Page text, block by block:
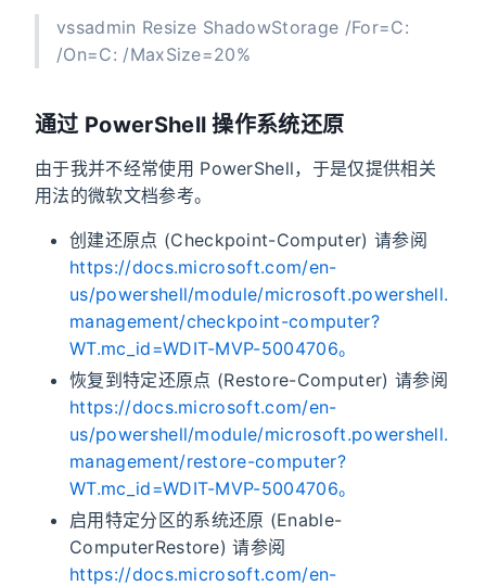
vssadmin Resize ShadowStorage /For=C:
/On=C: /MaxSize=20%
通过 PowerShell 操作系统还原
由于我并不经常使用 PowerShell，于是仅提供相关
用法的微软文档参考。
创建还原点 (Checkpoint-Computer) 请参阅
https://docs.microsoft.com/en-
us/powershell/module/microsoft.powershell.
management/checkpoint-computer?
WT.mc_id=WDIT-MVP-5004706。
恢复到特定还原点 (Restore-Computer) 请参阅
https://docs.microsoft.com/en-
us/powershell/module/microsoft.powershell.
management/restore-computer?
WT.mc_id=WDIT-MVP-5004706。
启用特定分区的系统还原 (Enable-
ComputerRestore) 请参阅
https://docs.microsoft.com/en-